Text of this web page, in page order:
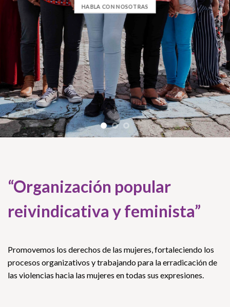
HABLA CON NOSOTRAS
“Organización popular
reivindicativa y feminista”
Promovemos los derechos de las mujeres, fortaleciendo los
procesos organizativos y trabajando para la erradicación de
las violencias hacia las mujeres en todas sus expresiones.